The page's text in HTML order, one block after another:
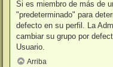
Si es miembro de más de
"predeterminado" para
defecto en su perfil. La
cambiar su grupo por
Usuario.
Arriba